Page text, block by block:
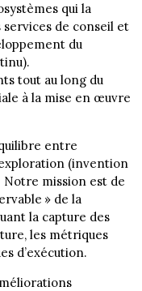
qui la
de conseil et
du
tout au long du
à la mise en œuvre
entre
(invention
Notre mission est de
» de la
la capture des
les métriques
d’exécution.